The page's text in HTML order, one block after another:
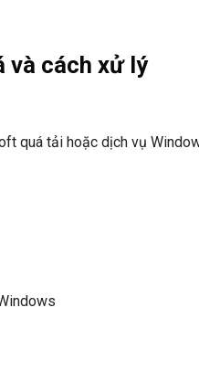
và cách xử lý
quá tải hoặc dịch vụ